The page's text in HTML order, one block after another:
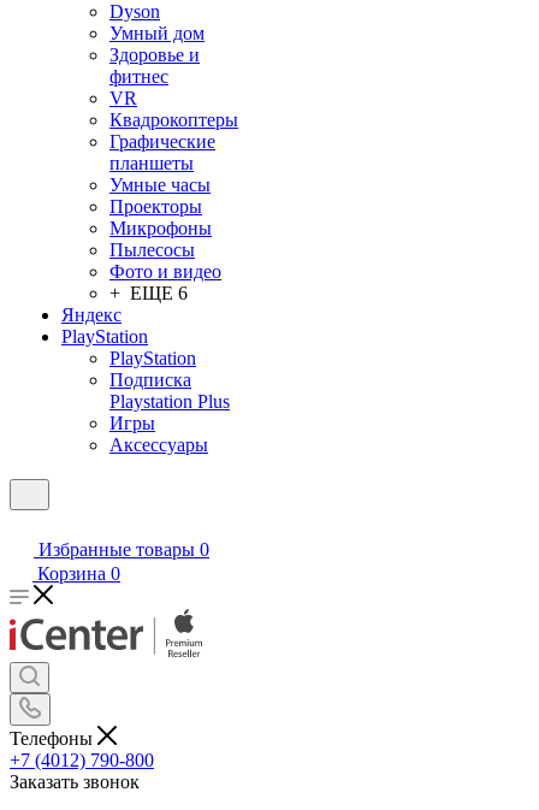
Dyson
Умный дом
Здоровье и
фитнес
VR
Квадрокоптеры
Графические
планшеты
Умные часы
Проекторы
Микрофоны
Пылесосы
Фото и видео
+ ЕЩЕ 6
Яндекс
PlayStation
PlayStation
Подписка
Playstation Plus
Игры
Аксессуары
Избранные товары 0
Корзина 0
Телефоны
+7 (4012) 790-800
Заказать звонок